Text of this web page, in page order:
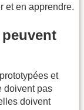
et en apprendre.
et
doivent pas
doivent